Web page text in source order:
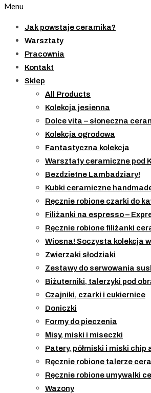
Menu
Jak powstaje ceramika?
Warsztaty
Pracownia
Kontakt
Sklep
All Products
Kolekcja jesienna
Dolce vita – słoneczna
Kolekcja ogrodowa
Fantastyczna kolekcja
Warsztaty ceramiczne pod
Bezdzietne Lambadziary!
Kubki ceramiczne
Ręcznie robione czarki do
Filiżanki na espresso –
Ręcznie robione filiżanki
Wiosna! Soczysta kolekcja
Zwierzaki słodziaki
Zestawy do serwowania
Biżuterniki, talerzyki pod
Czajniki, czarki i cukiernice
Doniczki
Formy do pieczenia
Misy, miski i miseczki
Patery, półmiski i miski chip
Ręcznie robione talerze
Ręcznie robione umywalki
Wazony